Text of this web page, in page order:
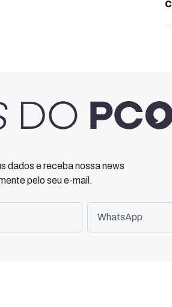
dados e receba nossa news
pelo seu e-mail.